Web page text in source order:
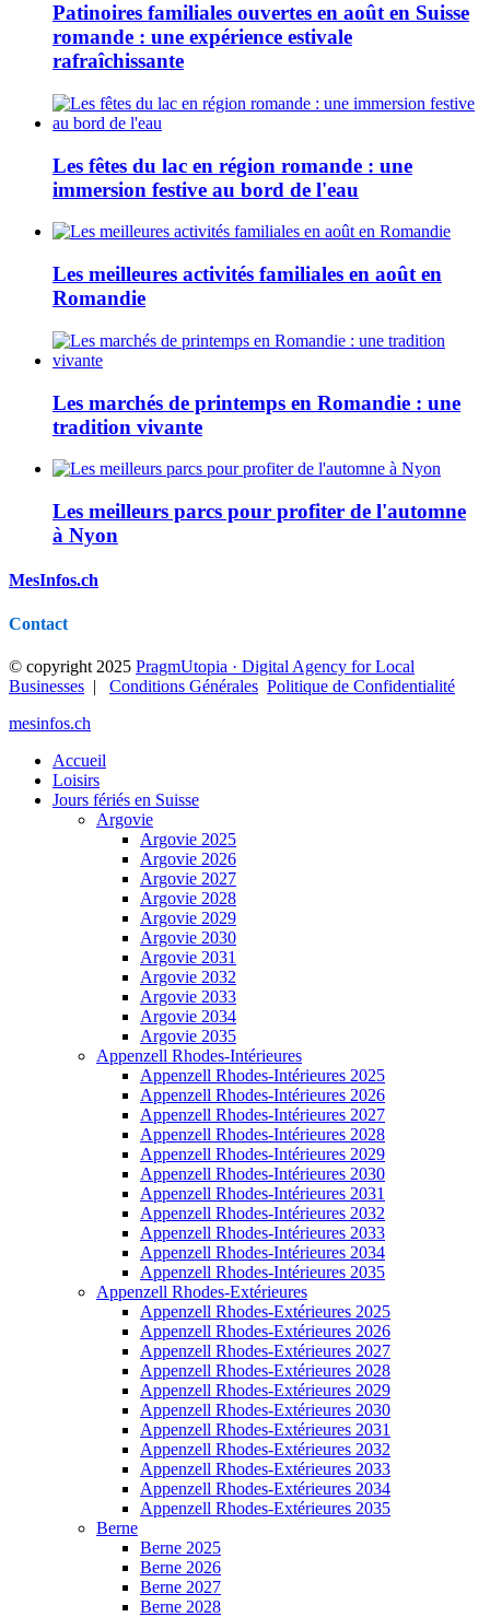
Patinoires familiales ouvertes en août en Suisse
romande : une expérience estivale
rafraîchissante
Les fêtes du lac en région romande : une
immersion festive au bord de l'eau
Les meilleures activités familiales en août en
Romandie
Les marchés de printemps en Romandie : une
tradition vivante
Les meilleurs parcs pour profiter de l'automne
à Nyon
MesInfos.ch
Contact
© copyright 2025 PragmUtopia · Digital Agency for Local
Businesses | Conditions Générales Politique de Confidentialité
mesinfos.ch
Accueil
Loisirs
Jours fériés en Suisse
Argovie
Argovie 2025
Argovie 2026
Argovie 2027
Argovie 2028
Argovie 2029
Argovie 2030
Argovie 2031
Argovie 2032
Argovie 2033
Argovie 2034
Argovie 2035
Appenzell Rhodes-Intérieures
Appenzell Rhodes-Intérieures 2025
Appenzell Rhodes-Intérieures 2026
Appenzell Rhodes-Intérieures 2027
Appenzell Rhodes-Intérieures 2028
Appenzell Rhodes-Intérieures 2029
Appenzell Rhodes-Intérieures 2030
Appenzell Rhodes-Intérieures 2031
Appenzell Rhodes-Intérieures 2032
Appenzell Rhodes-Intérieures 2033
Appenzell Rhodes-Intérieures 2034
Appenzell Rhodes-Intérieures 2035
Appenzell Rhodes-Extérieures
Appenzell Rhodes-Extérieures 2025
Appenzell Rhodes-Extérieures 2026
Appenzell Rhodes-Extérieures 2027
Appenzell Rhodes-Extérieures 2028
Appenzell Rhodes-Extérieures 2029
Appenzell Rhodes-Extérieures 2030
Appenzell Rhodes-Extérieures 2031
Appenzell Rhodes-Extérieures 2032
Appenzell Rhodes-Extérieures 2033
Appenzell Rhodes-Extérieures 2034
Appenzell Rhodes-Extérieures 2035
Berne
Berne 2025
Berne 2026
Berne 2027
Berne 2028